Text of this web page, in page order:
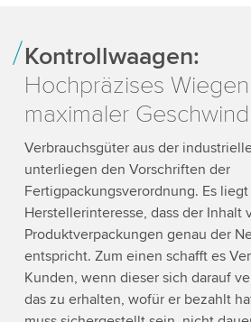
Kontrollwaagen:
Hochpräzises
maximaler
Verbrauchsgüter aus der
unterliegen den Vorschriften der
Fertigpackungsverordnung. Es liegt
Herstellerinteresse, dass der Inhalt
Produktverpackungen genau der
entspricht. Zum einen schafft es
Kunden, wenn dieser sich darauf
das zu erhalten, wofür er bezahlt